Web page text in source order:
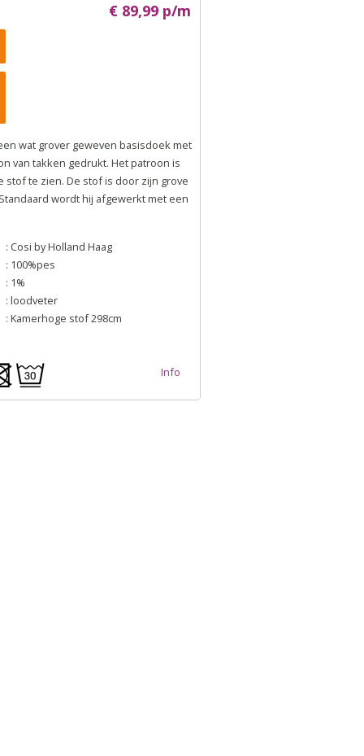
€ 89,99 p/m
wat grover geweven basisdoek met
van takken gedrukt. Het patroon is
stof te zien. De stof is door zijn grove
wordt hij afgewerkt met een
: Cosi by Holland Haag
: 100%pes
: 1%
: loodveter
: Kamerhoge stof 298cm
Info